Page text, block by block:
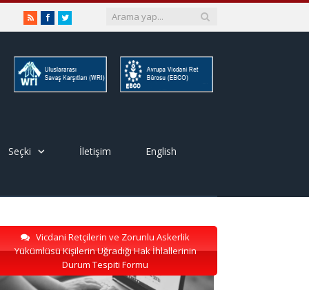
RSSFacebookTwitter
Seçki İletişim English
Vicdani Retçilerin ve Zorunlu Askerlik
Yükümlüsü Kişilerin Uğradığı Hak İhlallerinin
Durum Tespiti Formu